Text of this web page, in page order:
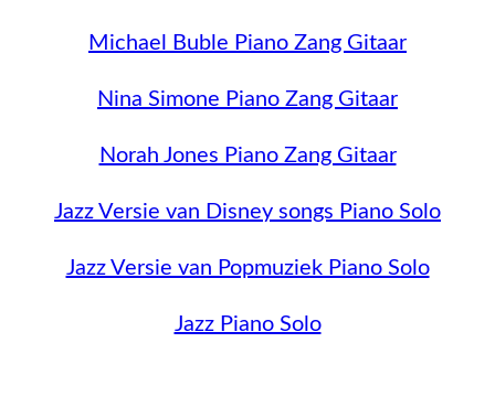
Michael Buble Piano Zang Gitaar
Nina Simone Piano Zang Gitaar
Norah Jones Piano Zang Gitaar
Jazz Versie van Disney songs Piano Solo
Jazz Versie van Popmuziek Piano Solo
Jazz Piano Solo